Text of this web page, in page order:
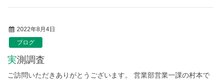
2022年8月4日
ブログ
実測調査
ご訪問いただきありがとうございます。 営業部営業一課の村本で